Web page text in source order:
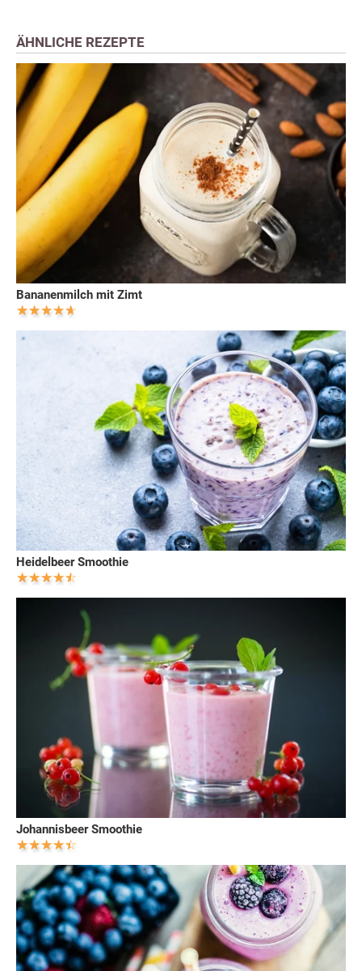
ÄHNLICHE REZEPTE
Bananenmilch mit Zimt
Heidelbeer Smoothie
Johannisbeer Smoothie